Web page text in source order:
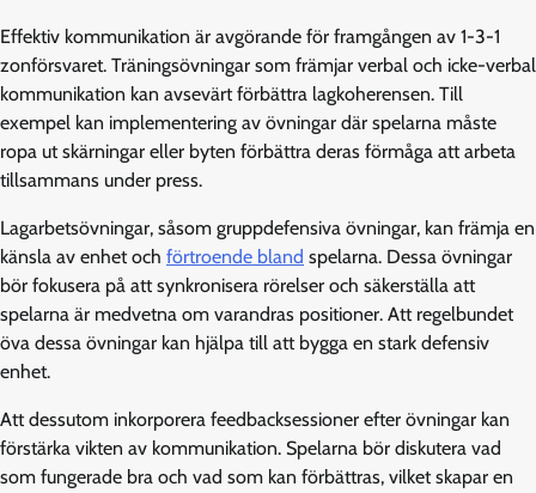
Effektiv kommunikation är avgörande för framgången av 1-3-1
zonförsvaret. Träningsövningar som främjar verbal och icke-verbal
kommunikation kan avsevärt förbättra lagkoherensen. Till
exempel kan implementering av övningar där spelarna måste
ropa ut skärningar eller byten förbättra deras förmåga att arbeta
tillsammans under press.
Lagarbetsövningar, såsom gruppdefensiva övningar, kan främja en
känsla av enhet och förtroende bland spelarna. Dessa övningar
bör fokusera på att synkronisera rörelser och säkerställa att
spelarna är medvetna om varandras positioner. Att regelbundet
öva dessa övningar kan hjälpa till att bygga en stark defensiv
enhet.
Att dessutom inkorporera feedbacksessioner efter övningar kan
förstärka vikten av kommunikation. Spelarna bör diskutera vad
som fungerade bra och vad som kan förbättras, vilket skapar en